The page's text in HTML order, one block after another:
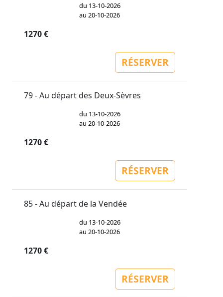
du 13-10-2026
au 20-10-2026
1270 €
RÉSERVER
79 - Au départ des Deux-Sèvres
du 13-10-2026
au 20-10-2026
1270 €
RÉSERVER
85 - Au départ de la Vendée
du 13-10-2026
au 20-10-2026
1270 €
RÉSERVER